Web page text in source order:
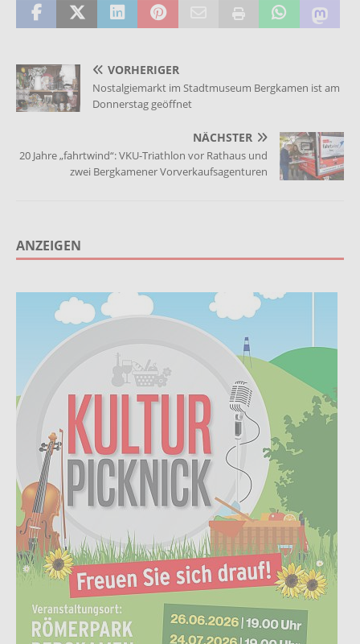
VORHERIGER
Nostalgiemarkt im Stadtmuseum Bergkamen ist am
Donnerstag geöffnet
NÄCHSTER
20 Jahre „fahrtwind“: VKU-Triathlon vor Rathaus und
zwei Bergkamener Vorverkaufsagenturen
ANZEIGEN